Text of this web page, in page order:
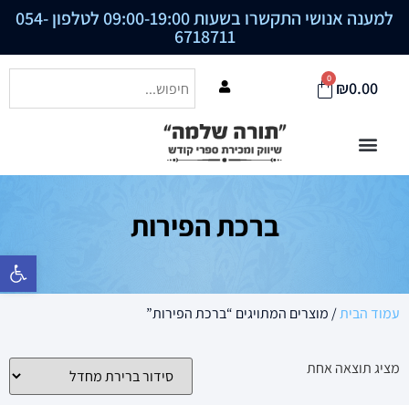
פתח סרגל
למענה אנושי התקשרו בשעות 09:00-19:00 לטלפון 054-
6718711
₪0.00
0
ברכת הפירות
עמוד הבית/ מוצרים המתויגים “ברכת הפירות”
מציג תוצאה אחת